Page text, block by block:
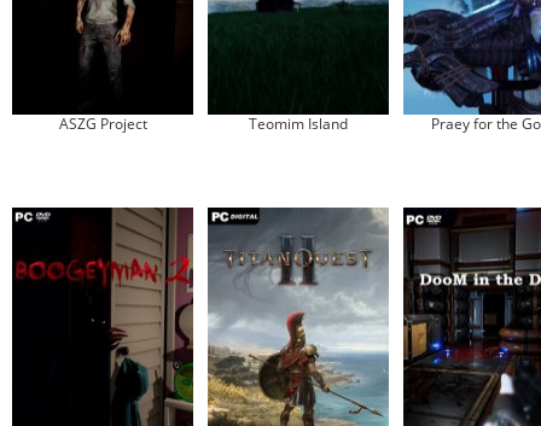
ASZG Project Teomim Island Praey for the